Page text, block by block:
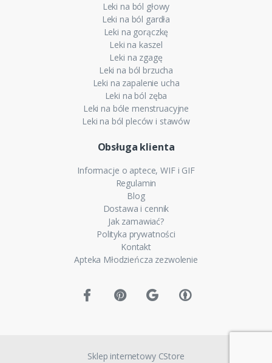
Leki na ból głowy
Leki na ból gardła
Leki na gorączkę
Leki na kaszel
Leki na zgagę
Leki na ból brzucha
Leki na zapalenie ucha
Leki na ból zęba
Leki na bóle menstruacyjne
Leki na ból pleców i stawów
Obsługa klienta
Informacje o aptece, WIF i GIF
Regulamin
Blog
Dostawa i cennik
Jak zamawiać?
Polityka prywatności
Kontakt
Apteka Młodzieńcza zezwolenie
Sklep internetowy CStore